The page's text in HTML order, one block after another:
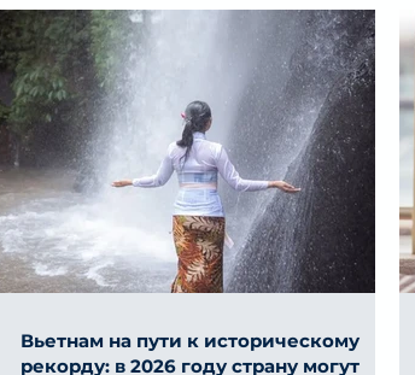
Вьетнам на пути к историческому
рекорду: в 2026 году страну могут